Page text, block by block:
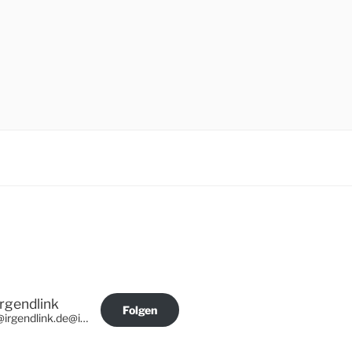
@irgendlink.de@irgendlink.de
Folgen